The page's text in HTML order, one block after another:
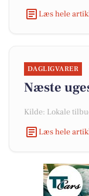
Læs hele
DAGLIGVARER
Næste
Kilde: Lokale
Læs hele